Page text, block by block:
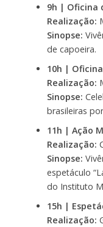
9h | Oficina
Realização:
Sinopse:
de capoeira.
10h |
Realização:
Sinopse:
brasileiras
11h | Ação
Realização:
Sinopse:
espetáculo
do Instituto
15h |
Realização: